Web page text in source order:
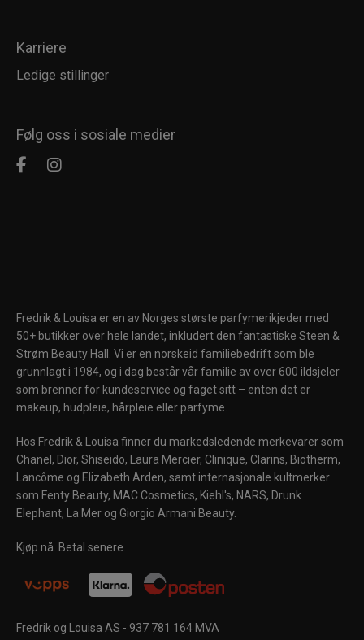
Karriere
Ledige stillinger
Følg oss i sosiale medier
Fredrik & Louisa er en av Norges største parfymerikjeder med
50+ butikker over hele landet, inkludert den fantastiske Steen &
Strøm Beauty Hall. Vi er en norskeid familiebedrift som ble
grunnlagt i 1984, og i dag består vår familie av over 600 ildsjeler
som brenner for kundeservice og faget sitt – enten det er
makeup, hudpleie, hårpleie eller parfyme.
Hos Fredrik & Louisa finner du markedsledende merkevarer som
Chanel, Dior, Shiseido, Laura Mercier, Clinique, Clarins, Biotherm,
Lancôme og Elizabeth Arden, samt internasjonale kultmerker
som Fenty Beauty, MAC Cosmetics, Kiehl's, NARS, Drunk
Elephant, La Mer og Giorgio Armani Beauty.
Kjøp nå. Betal senere.
Fredrik og Louisa AS - 937 781 164 MVA
VINN 5000 KR!
LUKK